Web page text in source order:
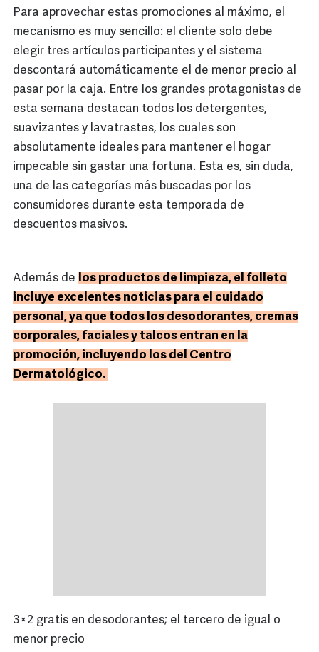
Para aprovechar estas promociones al máximo, el
mecanismo es muy sencillo: el cliente solo debe
elegir tres artículos participantes y el sistema
descontará automáticamente el de menor precio al
pasar por la caja. Entre los grandes protagonistas de
esta semana destacan todos los detergentes,
suavizantes y lavatrastes, los cuales son
absolutamente ideales para mantener el hogar
impecable sin gastar una fortuna. Esta es, sin duda,
una de las categorías más buscadas por los
consumidores durante esta temporada de
descuentos masivos.
Además de los productos de limpieza, el folleto
incluye excelentes noticias para el cuidado
personal, ya que todos los desodorantes, cremas
corporales, faciales y talcos entran en la
promoción, incluyendo los del Centro
Dermatológico.
3×2 gratis en desodorantes; el tercero de igual o
menor precio